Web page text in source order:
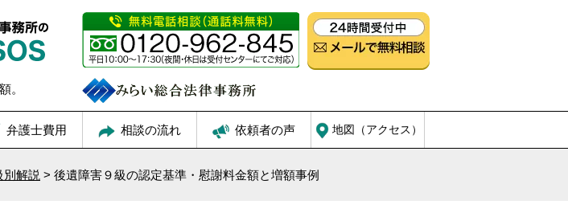
。
弁護士費用 相談の流れ 依頼者の声 地図（アクセス）
別解説 > 後遺障害９級の認定基準・慰謝料金額と増額事例